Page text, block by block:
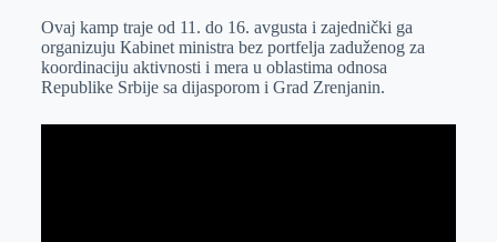
p
Ovaj kamp traje od 11. do 16. avgusta i zajednički ga
organizuju Кabinet ministra bez portfelja zaduženog za
koordinaciju aktivnosti i mera u oblastima odnosa
Republike Srbije sa dijasporom i Grad Zrenjanin.